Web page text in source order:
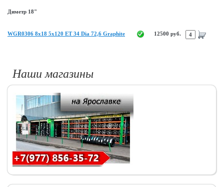
Диметр 18"
WGR0306 8x18 5x120 ET 34 Dia 72,6 Graphite 12500 руб.
Наши магазины